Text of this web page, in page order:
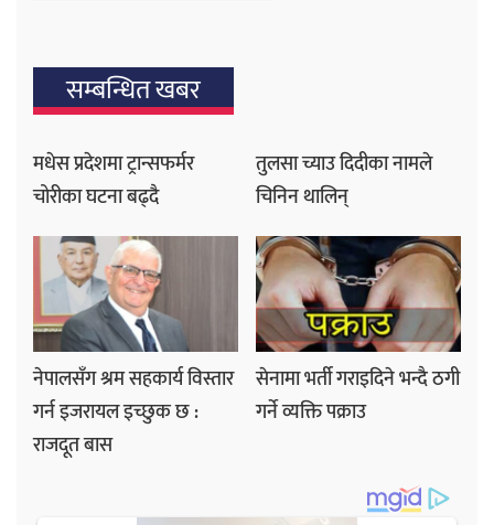
सम्बन्धित खबर
मधेस प्रदेशमा ट्रान्सफर्मर
चोरीका घटना बढ्दै
तुलसा च्याउ दिदीका नामले
चिनिन थालिन्
नेपालसँग श्रम सहकार्य विस्तार
गर्न इजरायल इच्छुक छ :
राजदूत बास
सेनामा भर्ती गराइदिने भन्दै ठगी
गर्ने व्यक्ति पक्राउ